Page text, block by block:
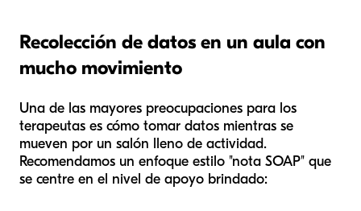
Recolección de datos en un aula con
mucho movimiento
Una de las mayores preocupaciones para los
terapeutas es cómo tomar datos mientras se
mueven por un salón lleno de actividad.
Recomendamos un enfoque estilo "nota SOAP" que
se centre en el nivel de apoyo brindado: